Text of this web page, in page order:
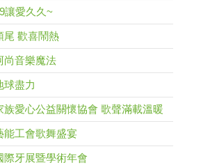
讓愛久久~
尾 歡喜鬧熱
尚音樂魔法
球盡力
族愛心公益關懷協會 歌聲滿載溫暖
能工會歌舞盛宴
際牙展暨學術年會